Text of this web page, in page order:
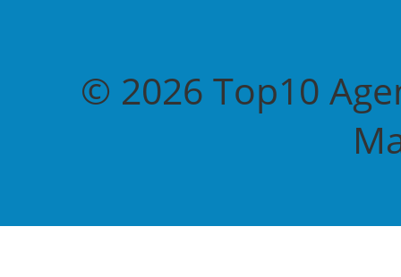
© 2026 Top10